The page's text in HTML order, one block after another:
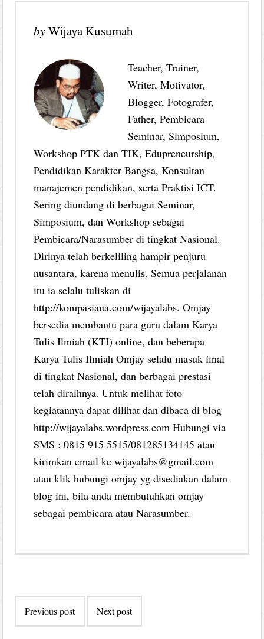
byWijaya Kusumah
Teacher, Trainer,
Writer, Motivator,
Blogger, Fotografer,
Father, Pembicara
Seminar, Simposium,
Workshop PTK dan TIK, Edupreneurship,
Pendidikan Karakter Bangsa, Konsultan
manajemen pendidikan, serta Praktisi ICT.
Sering diundang di berbagai Seminar,
Simposium, dan Workshop sebagai
Pembicara/Narasumber di tingkat Nasional.
Dirinya telah berkeliling hampir penjuru
nusantara, karena menulis. Semua perjalanan
itu ia selalu tuliskan di
http://kompasiana.com/wijayalabs. Omjay
bersedia membantu para guru dalam Karya
Tulis Ilmiah (KTI) online, dan beberapa
Karya Tulis Ilmiah Omjay selalu masuk final
di tingkat Nasional, dan berbagai prestasi
telah diraihnya. Untuk melihat foto
kegiatannya dapat dilihat dan dibaca di blog
http://wijayalabs.wordpress.com Hubungi via
SMS : 0815 915 5515/081285134145 atau
kirimkan email ke wijayalabs@gmail.com
atau klik hubungi omjay yg disediakan dalam
blog ini, bila anda membutuhkan omjay
sebagai pembicara atau Narasumber.
navigation
Previous post Next post